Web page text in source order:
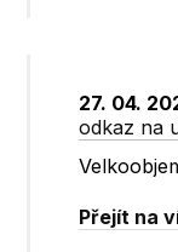
27. 04.
odkaz na
Přejít na